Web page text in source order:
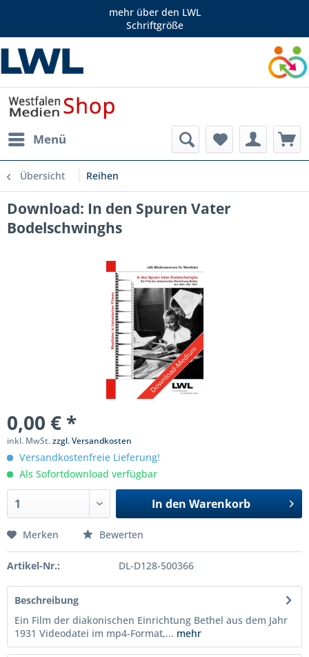
mehr über den LWL
Schriftgröße
Menü
Übersicht Reihen
Download: In den Spuren Vater
Bodelschwinghs
0,00 € *
inkl. MwSt.zzgl. Versandkosten
Versandkostenfreie Lieferung!
Als Sofortdownload verfügbar
In den Warenkorb
Merken Bewerten
Artikel-Nr.: DL-D128-500366
Beschreibung
Ein Film der diakonischen Einrichtung Bethel aus dem Jahr
1931 Videodatei im mp4-Format,... mehr